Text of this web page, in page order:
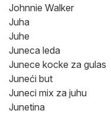
Johnnie Walker
Juha
Juhe
Juneca leda
Junece kocke za gulas
Juneći but
Juneci mix za juhu
Junetina